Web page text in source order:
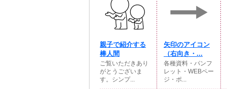
親子で紹介する
棒人間
ご覧いただきあり
がとうございま
す。シンプ...
矢印のアイコン
（右向き・...
各種資料・パンフ
レット・WEBペー
ジ・ポ...